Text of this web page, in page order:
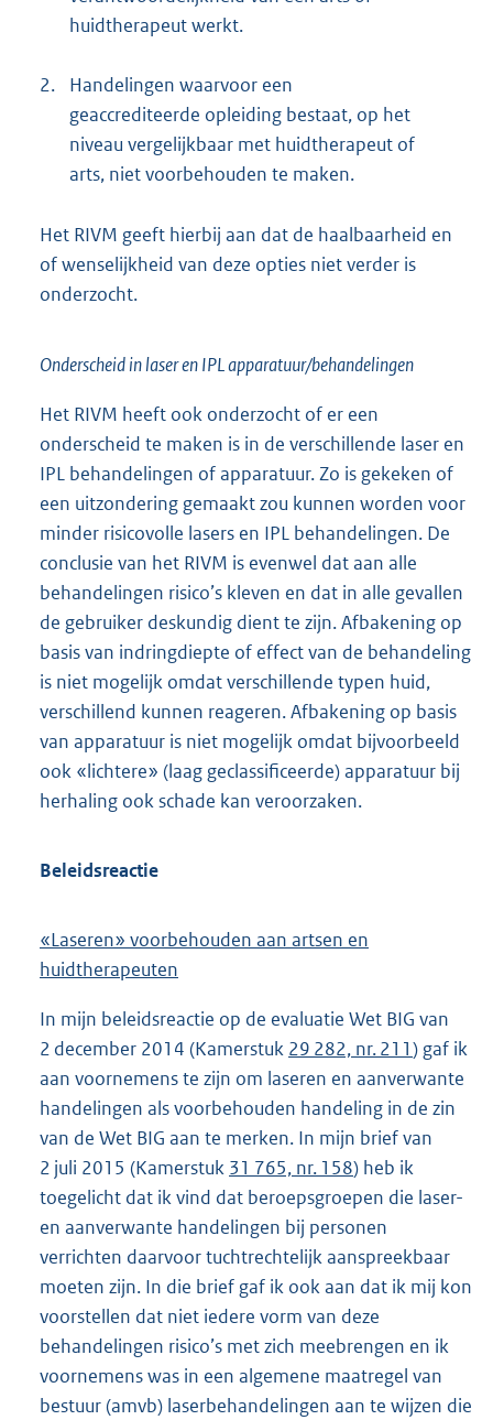
huidtherapeut werkt.
2.
Handelingen waarvoor een
geaccrediteerde opleiding bestaat, op het
niveau vergelijkbaar met huidtherapeut of
arts, niet voorbehouden te maken.
Het RIVM geeft hierbij aan dat de haalbaarheid en
of wenselijkheid van deze opties niet verder is
onderzocht.
Onderscheid in laser en IPL apparatuur/behandelingen
Het RIVM heeft ook onderzocht of er een
onderscheid te maken is in de verschillende laser en
IPL behandelingen of apparatuur. Zo is gekeken of
een uitzondering gemaakt zou kunnen worden voor
minder risicovolle lasers en IPL behandelingen. De
conclusie van het RIVM is evenwel dat aan alle
behandelingen risico’s kleven en dat in alle gevallen
de gebruiker deskundig dient te zijn. Afbakening op
basis van indringdiepte of effect van de behandeling
is niet mogelijk omdat verschillende typen huid,
verschillend kunnen reageren. Afbakening op basis
van apparatuur is niet mogelijk omdat bijvoorbeeld
ook «lichtere» (laag geclassificeerde) apparatuur bij
herhaling ook schade kan veroorzaken.
Beleidsreactie
«Laseren» voorbehouden aan artsen en
huidtherapeuten
In mijn beleidsreactie op de evaluatie Wet BIG van
2 december 2014 (Kamerstuk 29 282, nr. 211) gaf ik
aan voornemens te zijn om laseren en aanverwante
handelingen als voorbehouden handeling in de zin
van de Wet BIG aan te merken. In mijn brief van
2 juli 2015 (Kamerstuk 31 765, nr. 158) heb ik
toegelicht dat ik vind dat beroepsgroepen die laser-
en aanverwante handelingen bij personen
verrichten daarvoor tuchtrechtelijk aanspreekbaar
moeten zijn. In die brief gaf ik ook aan dat ik mij kon
voorstellen dat niet iedere vorm van deze
behandelingen risico’s met zich meebrengen en ik
voornemens was in een algemene maatregel van
bestuur (amvb) laserbehandelingen aan te wijzen die